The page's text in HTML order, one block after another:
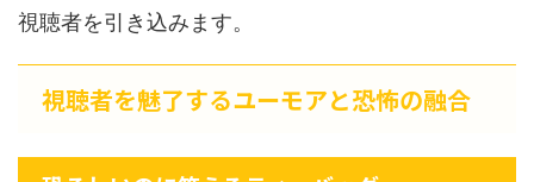
視聴者を引き込みます。
視聴者を魅了するユーモアと恐怖の融合